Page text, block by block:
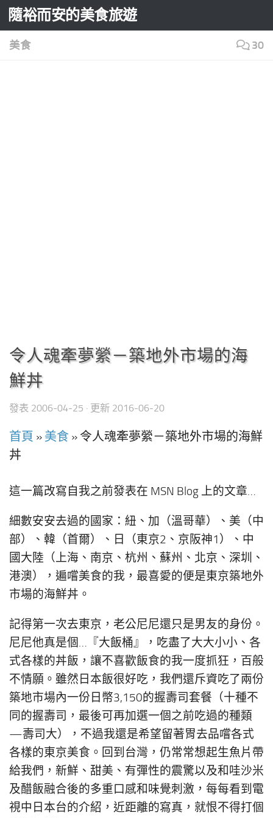
Skip to content
隨裕而安的美食旅遊
美食 30
令人魂牽夢縈－築地外市場的海
鮮丼
發表 2006-04-25 · 更新 2016-06-20
首頁 » 美食 » 令人魂牽夢縈－築地外市場的海鮮
丼
這一篇改寫自我之前發表在 MSN Blog 上的文章…
細數安安去過的國家：紐、加（溫哥華）、美（中
部）、韓（首爾）、日（東京2、京阪神1）、中
國大陸（上海、南京、杭州、蘇州、北京、深圳、
港澳），遍嚐美食的我，最喜愛的便是東京築地外
市場的海鮮丼。
記得第一次去東京，老公尼尼還只是男友的身份。
尼尼他真是個…『大飯桶』，吃盡了大大小小、各
式各樣的丼飯，讓不喜歡飯食的我一度抓狂，百般
不情願。雖然日本飯很好吃，我們還斥資吃了兩份
築地市場內一份日幣3,150的握壽司套餐（十種不
同的握壽司，最後可再加選一個之前吃過的種類
—壽司大），不過我還是希望留著胃去品嚐各式
各樣的東京美食。回到台灣，仍常常想起生魚片帶
給我們，新鮮、甜美、有彈性的震驚以及和哇沙米
及醋飯融合後的多重口感和味覺刺激，每每看到電
視中日本台的介紹，近距離的寫真，就恨不得打個